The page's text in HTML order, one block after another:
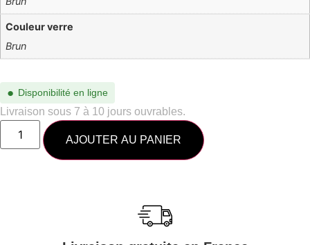
Couleur verre
Brun
● Disponibilité en ligne
Livraison sous 7 à 10 jours ouvrables.
AJOUTER AU PANIER